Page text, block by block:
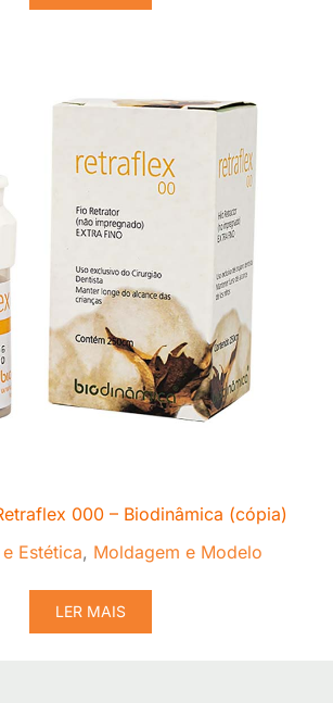
000 – Biodinâmica (cópia)
Estética, Moldagem e Modelo
LER MAIS